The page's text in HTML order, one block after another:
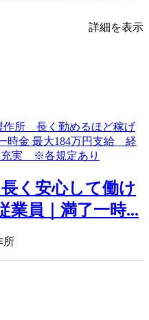
詳細を表示
長く安心して働け
業員｜満了一時...
所